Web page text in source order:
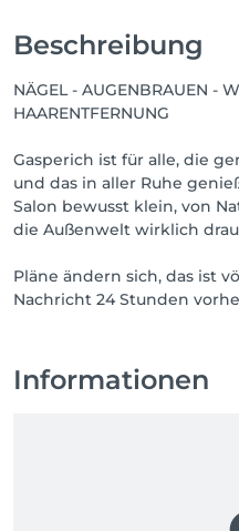
https://salonkee.lu/salon-
Wir freuen uns immer,
kennenzulernen, die mit
Sie jemanden kennen,
unserem aufblühen
sind, melden Sie sich
Menschen sind bei NUU
Beschreibung
NÄGEL - AUGENBRAUEN -
HAARENTFERNUNG
Gasperich ist für alle, die
und das in aller Ruhe
Salon bewusst klein, von
die Außenwelt wirklich
Pläne ändern sich, das ist
Informationen